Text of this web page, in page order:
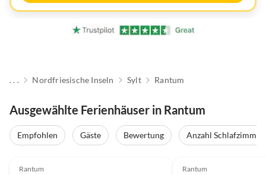
. . . Nordfriesische Inseln Sylt Rantum
Ausgewählte Ferienhäuser in Rantum
Empfohlen Gäste Bewertung Anzahl Schlafzimmer
Rantum Rantum